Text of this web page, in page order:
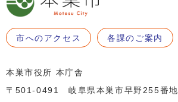
市へのアクセス 各課のご案内
本巣市役所 本庁舎
〒501-0491 岐阜県本巣市早野255番地